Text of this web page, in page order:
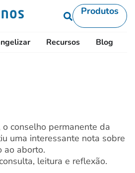
Produtos
Recursos Blog
conselho permanente da
uma interessante nota sobre
ao aborto.
leitura e reflexão.